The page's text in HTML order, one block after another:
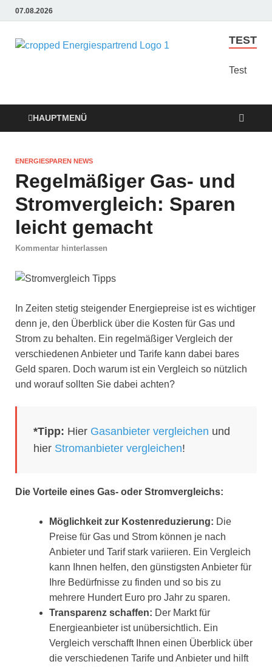
07.08.2026
Energie
Trend
Angebote sindt der
TEST
Test
HAUPTMENÜ
ENERGIESPAREN NEWS
Regelmäßiger Gas- und
Stromvergleich: Sparen
leicht gemacht
Kommentar hinterlassen
In Zeiten stetig steigender Energiepreise ist es wichtiger
denn je, den Überblick über die Kosten für Gas und
Strom zu behalten. Ein regelmäßiger Vergleich der
verschiedenen Anbieter und Tarife kann dabei bares
Geld sparen. Doch warum ist ein Vergleich so nützlich
und worauf sollten Sie dabei achten?
*Tipp: Hier Gasanbieter vergleichen und
hier Stromanbieter vergleichen!
Die Vorteile eines Gas- oder Stromvergleichs:
Möglichkeit zur Kostenreduzierung: Die
Preise für Gas und Strom können je nach
Anbieter und Tarif stark variieren. Ein Vergleich
kann Ihnen helfen, den günstigsten Anbieter für
Ihre Bedürfnisse zu finden und so bis zu
mehrere Hundert Euro pro Jahr zu sparen.
Transparenz schaffen: Der Markt für
Energieanbieter ist unübersichtlich. Ein
Vergleich verschafft Ihnen einen Überblick über
die verschiedenen Tarife und Anbieter und hilft